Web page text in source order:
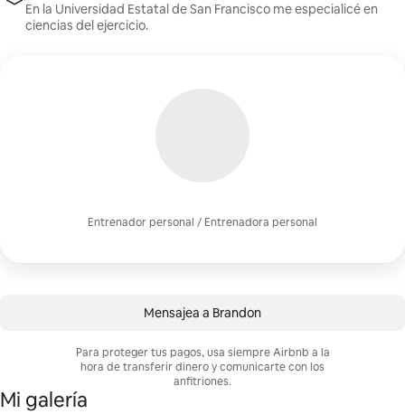
Entrenador personal / Entrenadora personal
En la Universidad Estatal de San Francisco me especialicé en
ciencias del ejercicio.
Mensajea a Brandon
Para proteger tus pagos, usa siempre Airbnb a la
hora de transferir dinero y comunicarte con los
anfitriones.
Mi galería